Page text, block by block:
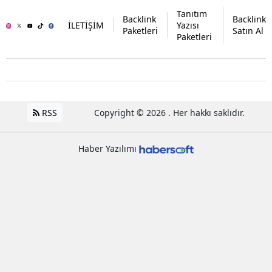
İLETİŞİM
Backlink
Paketleri
Tanıtım
Yazısı
Paketleri
Backlink
Satın Al
RSS Copyright © 2026 . Her hakkı saklıdır.
Haber Yazılımı